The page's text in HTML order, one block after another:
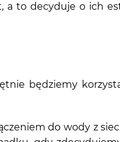
to decyduje o ich
będziemy
do wody z